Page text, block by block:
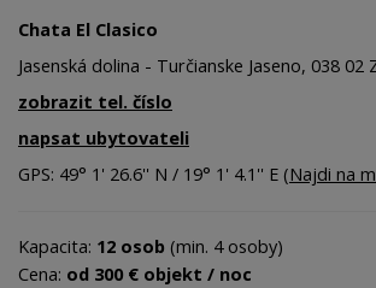
Chata El Clasico
Jasenská dolina - Turčianske Jaseno, 038 02
zobrazit tel. číslo
napsat ubytovateli
GPS: 49° 1' 26.6'' N / 19° 1' 4.1'' E (Najdi na
Kapacita: 12 osob (min. 4 osoby)
Cena: od 300 € objekt / noc